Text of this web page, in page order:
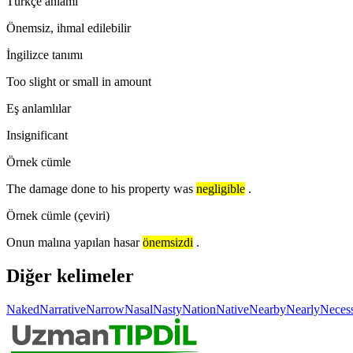
Önemsiz, ihmal edilebilir
İngilizce tanımı
Too slight or small in amount
Eş anlamlılar
Insignificant
Örnek cümle
The damage done to his property was negligible .
Örnek cümle (çeviri)
Onun malına yapılan hasar önemsizdi .
Diğer kelimeler
NakedNarrativeNarrowNasalNastyNationNativeNearbyNearly